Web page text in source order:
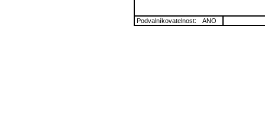
Podvalníkovatelnost: ANO